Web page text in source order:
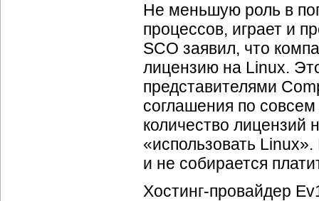
Не меньшую роль в
процессов, играет и
SCO заявил, что
лицензию на Linux.
представителями
соглашения по
количество
«использовать
и не собирается
Хостинг-провайдер